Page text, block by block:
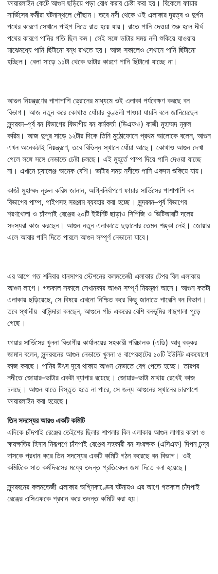
ফায়ারলাইন কেটে আগুন ছড়িয়ে পড়া রোধ করার চেষ্টা করা হয়। বিকেলে ফায়ার
সার্ভিসের কর্মীরা ঘটনাস্থলে পৌঁছান। তবে নদী থেকে ওই এলাকার দূরত্ব ও দুর্গম
পথের কারণে সেখানে পাইপ নিতে রাত হয়ে যায়। রাতে পানি দেওয়া শুরু হলে দীর্ঘ
পথের কারণে পানির গতি ছিল কম। সেই সঙ্গে ভাটার সময় নদী শুকিয়ে যাওয়ায়
মাঝেমধ্যে পানি ছিটানো বন্ধ রাখতে হয়। আজ সকালেও সেখানে পানি ছিটানো
হচ্ছিল। বেলা সাড়ে ১১টা থেকে ভাটার কারণে পানি ছিটানো যাচ্ছে না।
আগুন নিয়ন্ত্রণের পাশাপাশি ড্রোনের মাধ্যমে ওই এলাকা পর্যবেক্ষণ করছে বন
বিভাগ। আজ নতুন করে কোথাও ধোঁয়ার কুণ্ডলী পাওয়া যায়নি বলে জানিয়েছেন
সুন্দরবন–পূর্ব বন বিভাগের বিভাগীয় বন কর্মকর্তা (ডিএফও) কাজী মুহাম্মদ নূরুল
করিম। আজ দুপুর সাড়ে ১২টার দিকে তিনি মুঠোফোনে প্রথম আলোকে বলেন, আগুন
এখন অনেকটাই নিয়ন্ত্রণে, তবে বিভিন্ন স্থানে ধোঁয়া আছে। কোথাও আগুন দেখা
গেলে সঙ্গে সঙ্গে নেভাতে চেষ্টা চলছে। এই মুহূর্তে পাম্প দিয়ে পানি দেওয়া যাচ্ছে
না। এখানে চ্যালেঞ্জ অনেক বেশি। ভাটার সময় নদীতে পানি একদম শুকিয়ে যায়।
কাজী মুহাম্মদ নূরুল করিম জানান, অগ্নিনির্বাপণে ফায়ার সার্ভিসের পাশাপাশি বন
বিভাগের পাম্প, পাইপসহ সরঞ্জাম ব্যবহার করা হচ্ছে। সুন্দরবন–পূর্ব বিভাগের
শরণখোলা ও চাঁদপাই রেঞ্জের ২০টি ইউনিট ছাড়াও সিপিজি ও ভিটিআরটি দলের
সদস্যরা কাজ করছেন। আগুন নতুন এলাকাতে ছড়ানোর তেমন শঙ্কা নেই। জোয়ার
এলে আবার পানি দিতে পারলে আগুন সম্পূর্ণ নেভানো যাবে।
এর আগে গত শনিবার ধানসাগর স্টেশনের কলমতেজী এলাকার টেপর বিল এলাকায়
আগুন লাগে। গতকাল সকালে সেখানকার আগুন সম্পূর্ণ নিয়ন্ত্রণ আসে। আগুন কতটা
এলাকায় ছড়িয়েছে, সে বিষয়ে এখনো নিশ্চিত করে কিছু জানাতে পারেনি বন বিভাগ।
তবে স্থানীয় বাসিন্দারা বলছেন, আগুনে পাঁচ একরের বেশি বনভূমির গাছপালা পুড়ে
গেছে।
ফায়ার সার্ভিসের খুলনা বিভাগীয় কার্যালয়ের সহকারী পরিচালক (এডি) আবু বক্কর
জামান বলেন, সুন্দরবনের আগুন নেভাতে খুলনা ও বাগেরহাটের ১০টি ইউনিট একযোগে
কাজ করছে। পানির উৎস দূরে থাকায় আগুন নেভাতে বেগ পেতে হচ্ছে। তারপর
নদীতে জোয়ার–ভাটার একটা ব্যাপার রয়েছে। জোয়ার–ভাটা মাথায় রেখেই কাজ
চলছে। আগুন যাতে বিস্তৃত হতে না পারে, সে জন্য আগুনের স্থানের চারপাশে
ফায়ারলাইন করা হয়েছে।
তিন সদস্যের আরও একটি কমিটি
এদিকে চাঁদপাই রেঞ্জের তেইশের ছিলার শাপলার বিল এলাকায় আগুন লাগার কারণ ও
ক্ষয়ক্ষতির হিসাব নিরূপণে চাঁদপাই রেঞ্জের সহকারী বন সংরক্ষক (এসিএফ) দিপন চন্দ্র
দাসকে প্রধান করে তিন সদস্যের একটি কমিটি গঠন করেছে বন বিভাগ। ওই
কমিটিকে সাত কর্মদিবসের মধ্যে তদন্ত প্রতিবেদন জমা দিতে বলা হয়েছে।
সুন্দরবনের কলমতেজী এলাকার অগ্নিকাণ্ডের ঘটনায়ও এর আগে গতকাল চাঁদপাই
রেঞ্জের এসিএফকে প্রধান করে তদন্ত কমিটি করা হয়।